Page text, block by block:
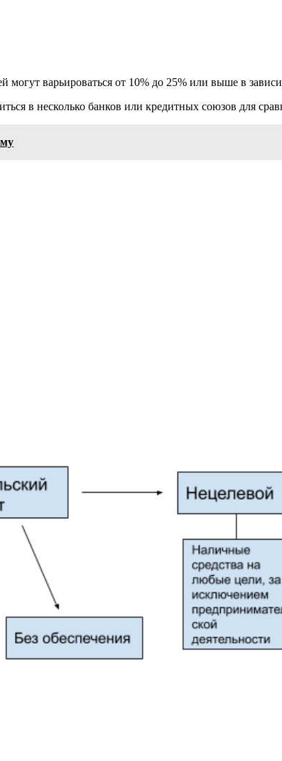
варьироваться от 10% до 25% или выше в
в несколько банков или кредитных союзов для